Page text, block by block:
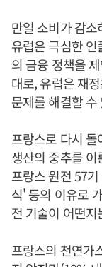
만일 소비가 감
유럽은 극심한
의 금융 정책을
대로, 유럽은 재
문제를 해결할 수
프랑스로 다시
생산의 중추를
프랑스 원전 57
식' 등의 이유로
전 기술이 어떤
프랑스의 천연가